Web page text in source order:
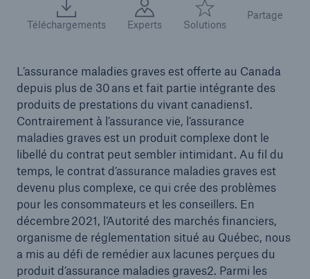
Téléchargements Experts Solutions
Partage
L’assurance maladies graves est offerte au Canada
depuis plus de 30 ans et fait partie intégrante des
produits de prestations du vivant canadiens1.
Contrairement à l’assurance vie, l’assurance
maladies graves est un produit complexe dont le
libellé du contrat peut sembler intimidant. Au fil du
temps, le contrat d’assurance maladies graves est
devenu plus complexe, ce qui crée des problèmes
pour les consommateurs et les conseillers. En
décembre 2021, l’Autorité des marchés financiers,
organisme de réglementation situé au Québec, nous
a mis au défi de remédier aux lacunes perçues du
produit d’assurance maladies graves2. Parmi les